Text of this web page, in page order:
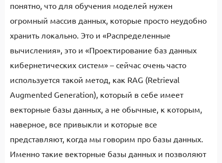
понятно, что для обучения моделей нужен
огромный массив данных, которые просто неудобно
хранить локально. Это и «Распределенные
вычисления», это и «Проектирование баз данных
кибернетических систем» – сейчас очень часто
используется такой метод, как RAG (Retrieval
Augmented Generation), который в себе имеет
векторные базы данных, а не обычные, к которым,
наверное, все привыкли и которые все
представляют, когда мы говорим про базы данных.
Именно такие векторные базы данных и позволяют